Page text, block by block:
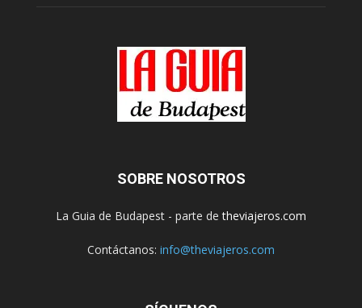
SOBRE NOSOTROS
La Guia de Budapest - parte detheviajeros.com
Contáctanos: info@theviajeros.com